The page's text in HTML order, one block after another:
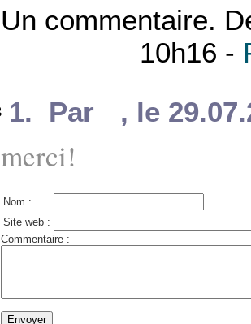
Un commentaire.
10h16 -
1. Par
, le
merci!
Nom :
Site web :
Commentaire :